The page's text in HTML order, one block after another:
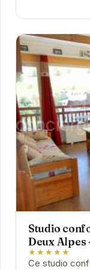
Studio
Deux Alpes
★★★★★
Ce studio